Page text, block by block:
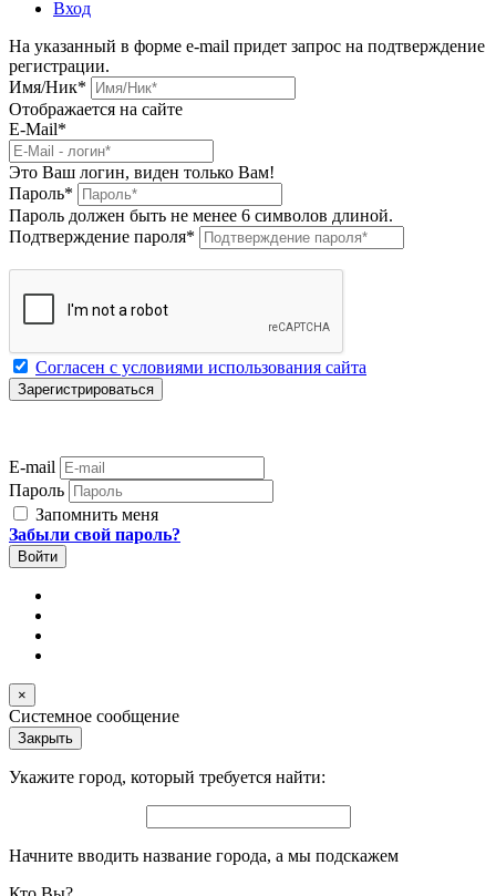
Вход
На указанный в форме e-mail придет запрос на подтверждение
регистрации.
Имя/Ник*
Отображается на сайте
E-Mail*
Это Ваш логин, виден только Вам!
Пароль*
Пароль должен быть не менее 6 символов длиной.
Подтверждение пароля*
Согласен с условиями использования сайта
E-mail
Пароль
Запомнить меня
Забыли свой пароль?
×
Системное сообщение
Закрыть
Укажите город, который требуется найти:
Начните вводить название города, а мы подскажем